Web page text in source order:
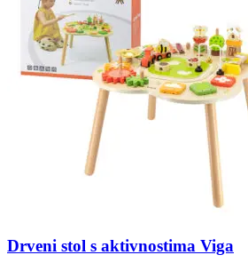
Drveni stol s aktivnostima Viga